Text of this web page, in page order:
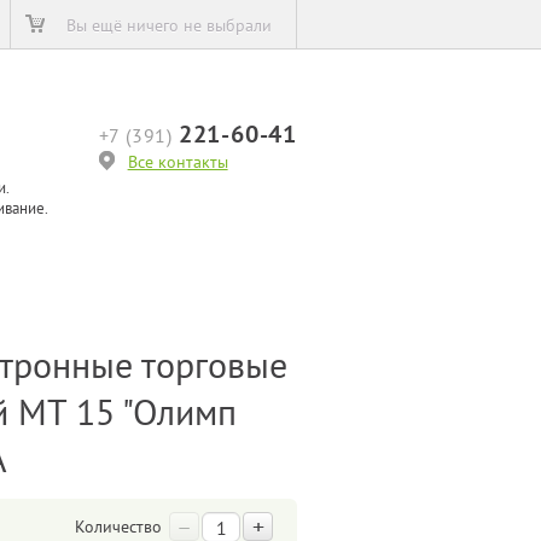
Вы ещё ничего не выбрали
+7 (391) 221-60-41
Все контакты
торговые
МТ 15 "Олимп
Количество +
–